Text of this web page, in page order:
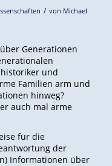
/ von Michael
Generationen
und
Familien arm und
hinweg?
auch mal arme
für die
der
Informationen über